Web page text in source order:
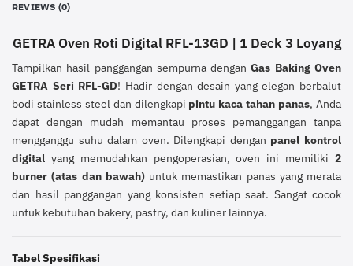
REVIEWS (0)
GETRA Oven Roti Digital RFL-13GD | 1 Deck 3 Loyang
Tampilkan hasil panggangan sempurna denganGas Baking Oven
GETRA Seri RFL-GD! Hadir dengan desain yang elegan berbalut
bodi stainless steel dan dilengkapi pintu kaca tahan panas, Anda
dapat dengan mudah memantau proses pemanggangan tanpa
mengganggu suhu dalam oven. Dilengkapi dengan panel kontrol
digital yang memudahkan pengoperasian, oven ini memiliki 2
burner (atas dan bawah)untuk memastikan panas yang merata
dan hasil panggangan yang konsisten setiap saat. Sangat cocok
untuk kebutuhan bakery, pastry, dan kuliner lainnya.
Tabel Spesifikasi